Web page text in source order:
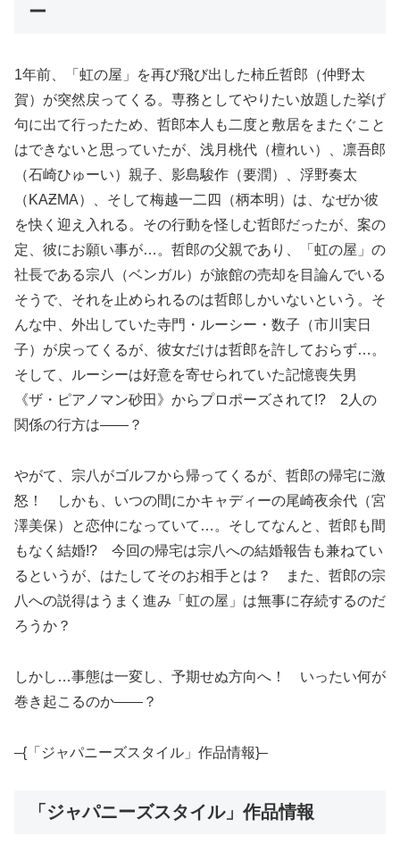
ー
1年前、「虹の屋」を再び飛び出した柿丘哲郎（仲野太
賀）が突然戻ってくる。専務としてやりたい放題した挙げ
句に出て行ったため、哲郎本人も二度と敷居をまたぐこと
はできないと思っていたが、浅月桃代（檀れい）、凛吾郎
（石崎ひゅーい）親子、影島駿作（要潤）、浮野奏太
（KAƵMA）、そして梅越一二四（柄本明）は、なぜか彼
を快く迎え入れる。その行動を怪しむ哲郎だったが、案の
定、彼にお願い事が…。哲郎の父親であり、「虹の屋」の
社長である宗八（ベンガル）が旅館の売却を目論んでいる
そうで、それを止められるのは哲郎しかいないという。そ
んな中、外出していた寺門・ルーシー・数子（市川実日
子）が戻ってくるが、彼女だけは哲郎を許しておらず…。
そして、ルーシーは好意を寄せられていた記憶喪失男
《ザ・ピアノマン砂田》からプロポーズされて!? 2人の
関係の行方は――？
やがて、宗八がゴルフから帰ってくるが、哲郎の帰宅に激
怒！ しかも、いつの間にかキャディーの尾崎夜余代（宮
澤美保）と恋仲になっていて…。そしてなんと、哲郎も間
もなく結婚!? 今回の帰宅は宗八への結婚報告も兼ねてい
るというが、はたしてそのお相手とは？ また、哲郎の宗
八への説得はうまく進み「虹の屋」は無事に存続するのだ
ろうか？
しかし…事態は一変し、予期せぬ方向へ！ いったい何が
巻き起こるのか――？
–{「ジャパニーズスタイル」作品情報}–
「ジャパニーズスタイル」作品情報